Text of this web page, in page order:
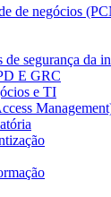
de negócios
de segurança da
E GRC
e TI